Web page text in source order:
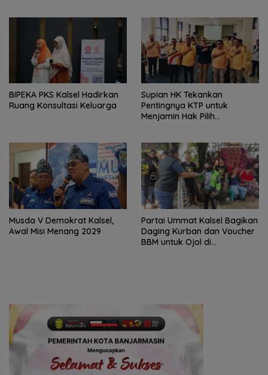
‎BIPEKA PKS Kalsel Hadirkan
Ruang Konsultasi Keluarga ‎
Supian HK Tekankan
Pentingnya KTP untuk
Menjamin Hak Pilih
Musda V Demokrat Kalsel,
Awal Misi Menang 2029
Partai Ummat Kalsel Bagikan
Daging Kurban dan Voucher
BBM untuk Ojol di